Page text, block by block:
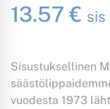
13.57€ sis
Sisustuksellinen
vuodesta 1973